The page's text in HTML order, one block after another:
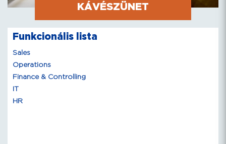
KÁVÉSZÜNET
Funkcionális lista
Sales
Operations
Finance & Controlling
IT
HR